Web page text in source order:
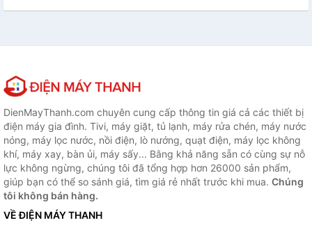
DienMayThanh.com chuyên cung cấp thông tin giá cả các thiết bị
điện máy gia đình. Tivi, máy giặt, tủ lạnh, máy rửa chén, máy nước
nóng, máy lọc nước, nồi điện, lò nướng, quạt điện, máy lọc không
khí, máy xay, bàn ủi, máy sấy... Bằng khả năng sẵn có cùng sự nỗ
lực không ngừng, chúng tôi đã tổng hợp hơn 26000 sản phẩm,
giúp bạn có thể so sánh giá, tìm giá rẻ nhất trước khi mua. Chúng
tôi không bán hàng.
VỀ ĐIỆN MÁY THANH